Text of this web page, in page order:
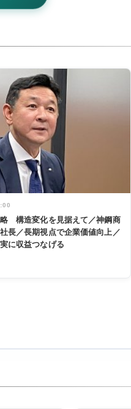
構造変化を見据えて／神鋼商
長／長期視点で企業価値向上／
に収益つなげる